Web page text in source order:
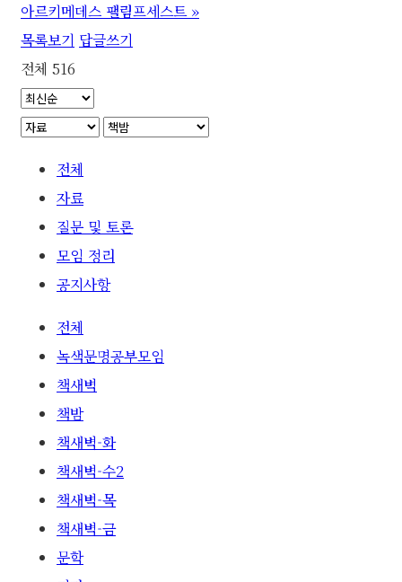
아르키메데스 팰림프세스트 »
목록보기 답글쓰기
전체 516
전체
자료
질문 및 토론
모임 정리
공지사항
전체
녹색문명공부모임
책새벽
책밤
책새벽-화
책새벽-수2
책새벽-목
책새벽-금
문학